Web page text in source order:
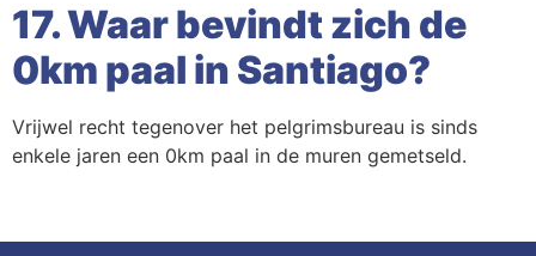
17. Waar bevindt zich de
0km paal in Santiago?
Vrijwel recht tegenover het pelgrimsbureau is sinds
enkele jaren een 0km paal in de muren gemetseld.